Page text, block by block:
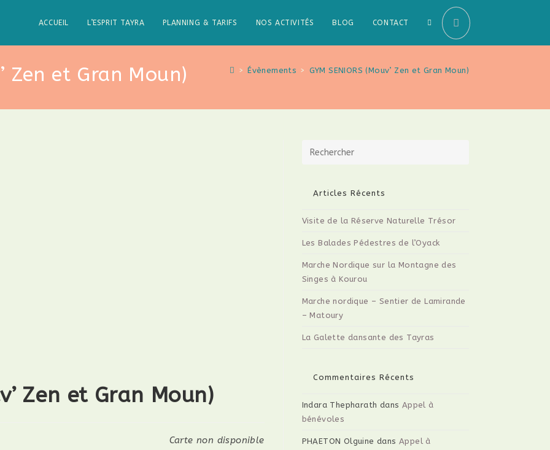
ACCUEIL L’ESPRIT TAYRA PLANNING & TARIFS NOS ACTIVITÉS BLOG CONTACT TOGGLE
WEBSITE
Zen et Gran Moun) > Évènements > GYM SENIORS (Mouv’ Zen et Gran Moun)
Zen et Gran Moun)
Carte non disponible
Articles Récents
Visite de la Réserve Naturelle Trésor
Les Balades Pédestres de l’Oyack
Marche Nordique sur la Montagne des
Singes à Kourou
Marche nordique – Sentier de Lamirande
– Matoury
La Galette dansante des Tayras
Commentaires Récents
Indara Thepharath dans Appel à
bénévoles
PHAETON Olguine dansAppel à